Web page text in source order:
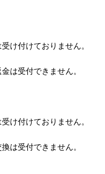
け付けておりません。
は受付できません。
け付けておりません。
は受付できません。